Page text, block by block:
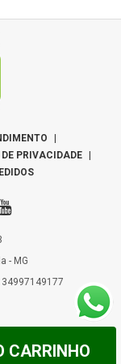
CARRINHO
|
PRIVACIDADE |
- MG
34997149177
- Desenvolvido por